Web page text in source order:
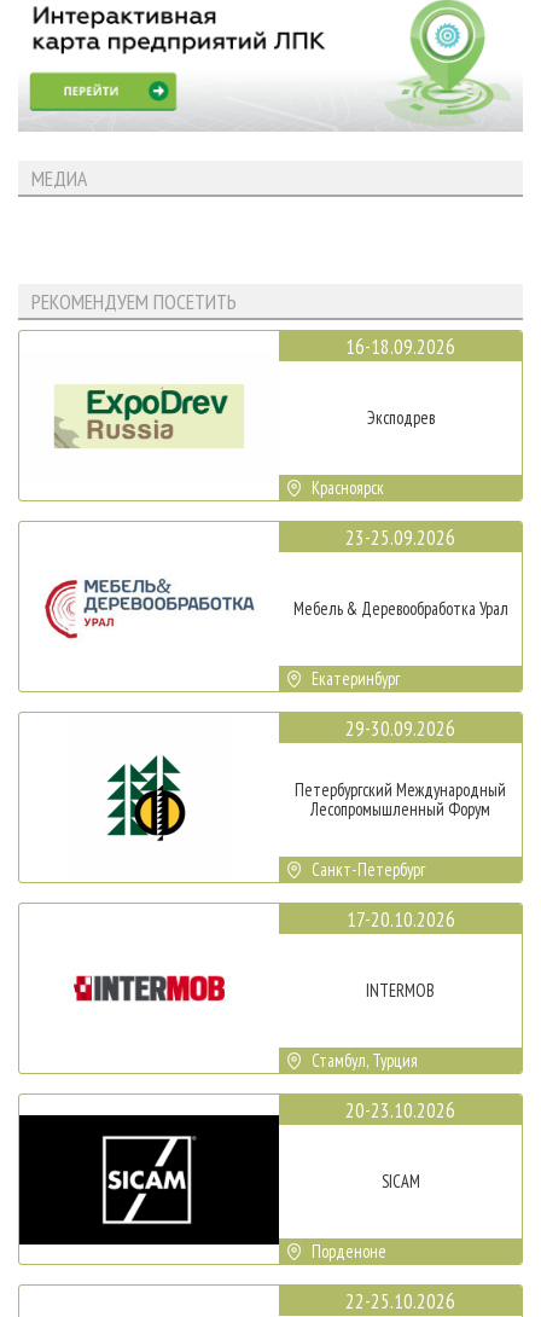
МЕДИА
РЕКОМЕНДУЕМ ПОСЕТИТЬ
16-18.09.2026
Эксподрев
Красноярск
23-25.09.2026
Мебель & Деревообработка Урал
Екатеринбург
29-30.09.2026
Петербургский Международный
Лесопромышленный Форум
Санкт-Петербург
17-20.10.2026
INTERMOB
Стамбул, Турция
20-23.10.2026
SICAM
Порденоне
22-25.10.2026